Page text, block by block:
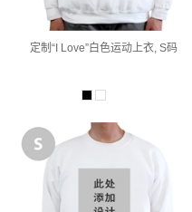
定制“I Love”白色运动上衣, S码